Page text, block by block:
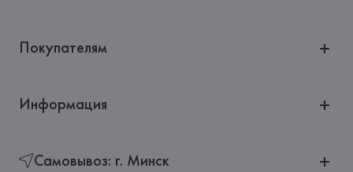
Покупателям
Информация
Самовывоз: г. Минск